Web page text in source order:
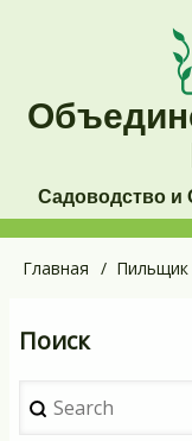
содержанию
Садоводство и
Основная
Строка
Главная Пильщик
Поиск
Search